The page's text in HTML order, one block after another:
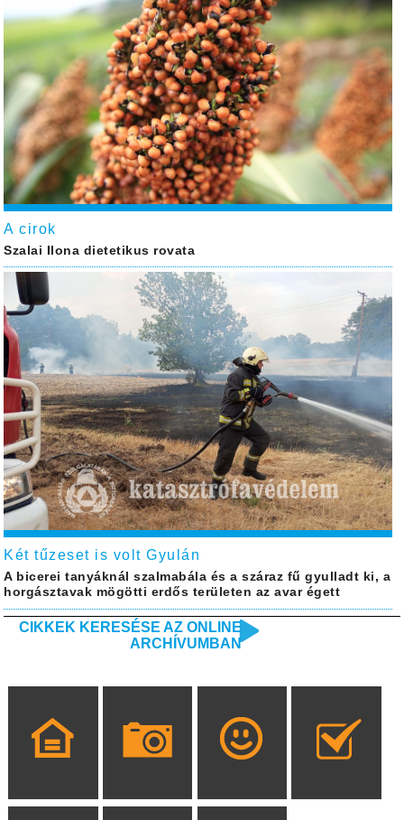
A cirok
Szalai Ilona dietetikus rovata
Két tűzeset is volt Gyulán
A bicerei tanyáknál szalmabála és a száraz fű gyulladt ki, a
horgásztavak mögötti erdős területen az avar égett
CIKKEK KERESÉSE AZ ONLINE
ARCHÍVUMBAN